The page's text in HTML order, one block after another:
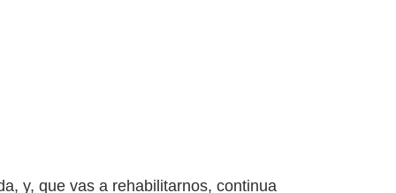
y, que vas a rehabilitarnos, continua